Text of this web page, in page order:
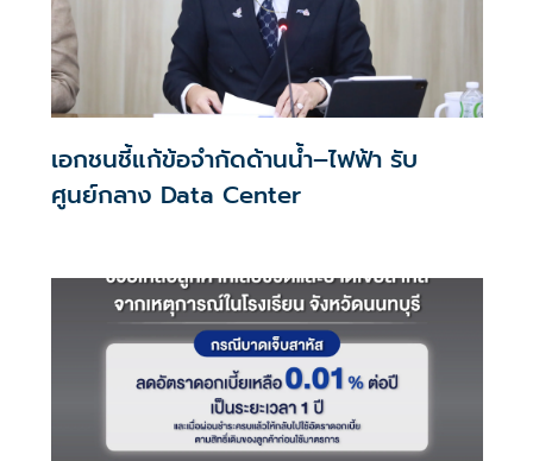
เอกชนชี้แก้ข้อจำกัดด้านน้ำ–ไฟฟ้า รับ
ศูนย์กลาง Data Center